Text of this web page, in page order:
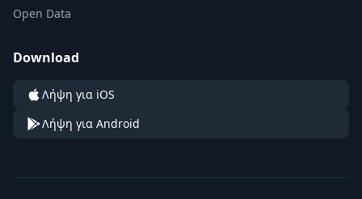
Open Data
Download
Λήψη για iOS
Λήψη για Android